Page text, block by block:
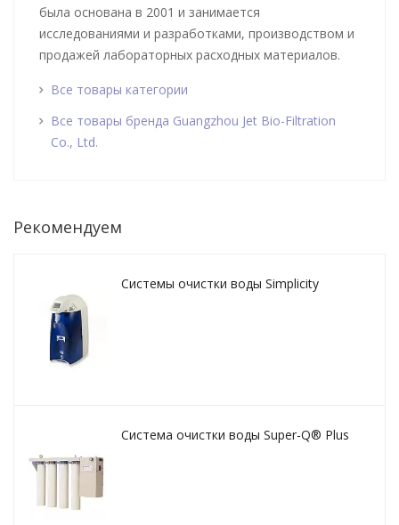
была основана в 2001 и занимается
исследованиями и разработками, производством и
продажей лабораторных расходных материалов.
Все товары категории
Все товары бренда Guangzhou Jet Bio-Filtration
Co., Ltd.
Рекомендуем
Системы очистки воды Simplicity
Система очистки воды Super-Q® Plus